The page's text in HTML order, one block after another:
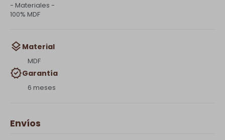
- Materiales -
100% MDF
Material
MDF
Garantía
6 meses
Envíos